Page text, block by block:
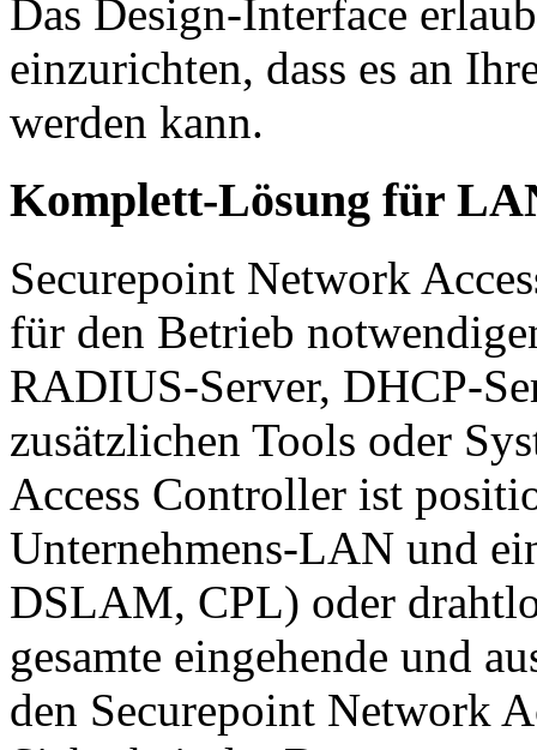
Das Design-Interface
einzurichten, dass es an
werden kann.
Komplett-Lösung für
Securepoint Network
für den Betrieb
RADIUS-Server, DHCP-
zusätzlichen Tools oder
Access Controller ist
Unternehmens-LAN und
DSLAM, CPL) oder
gesamte eingehende und
den Securepoint Network